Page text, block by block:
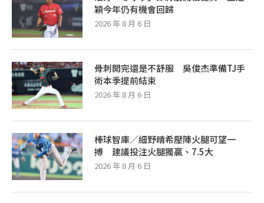
穎今年仍有機會回歸
2026 年 8 月 6 日
骨刺開完還是不舒服 吳俊杰準備TJ手
術本季提前結束
2026 年 8 月 6 日
棒球智庫／細野晴希壓陣火腿可望一
搏 建議投注火腿獨贏、7.5大
2026 年 8 月 6 日